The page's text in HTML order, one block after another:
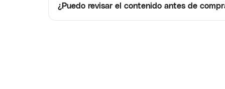
¿Puedo revisar el contenido antes de